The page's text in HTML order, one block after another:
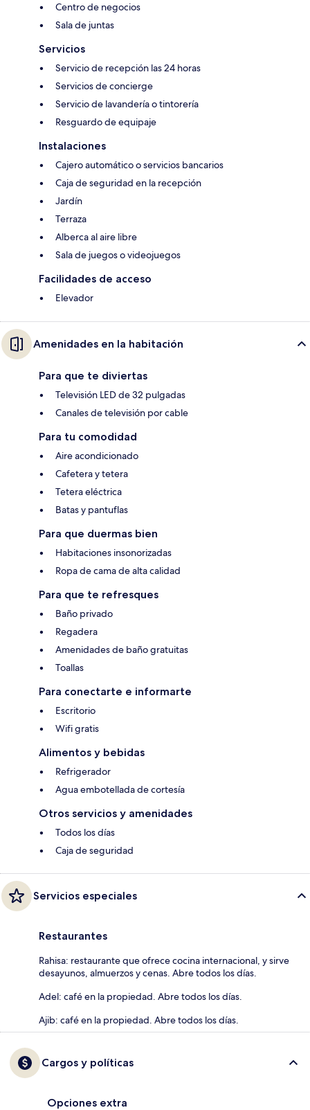
Centro de negocios
Sala de juntas
Servicios
Servicio de recepción las 24 horas
Servicios de concierge
Servicio de lavandería o tintorería
Resguardo de equipaje
Instalaciones
Cajero automático o servicios bancarios
Caja de seguridad en la recepción
Jardín
Terraza
Alberca al aire libre
Sala de juegos o videojuegos
Facilidades de acceso
Elevador
Amenidades en la habitación
Para que te diviertas
Televisión LED de 32 pulgadas
Canales de televisión por cable
Para tu comodidad
Aire acondicionado
Cafetera y tetera
Tetera eléctrica
Batas y pantuflas
Para que duermas bien
Habitaciones insonorizadas
Ropa de cama de alta calidad
Para que te refresques
Baño privado
Regadera
Amenidades de baño gratuitas
Toallas
Para conectarte e informarte
Escritorio
Wifi gratis
Alimentos y bebidas
Refrigerador
Agua embotellada de cortesía
Otros servicios y amenidades
Todos los días
Caja de seguridad
Servicios especiales
Restaurantes
Rahisa: restaurante que ofrece cocina internacional, y sirve
desayunos, almuerzos y cenas. Abre todos los días.
Adel: café en la propiedad. Abre todos los días.
Ajib: café en la propiedad. Abre todos los días.
Cargos y políticas
Opciones extra